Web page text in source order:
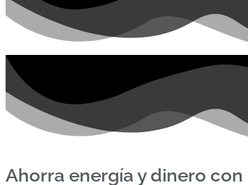
Ahorra energía y dinero